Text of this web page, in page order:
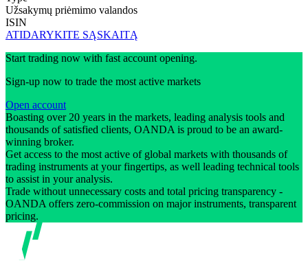
Užsakymų priėmimo valandos
ISIN
ATIDARYKITE SĄSKAITĄ
Start trading now with fast account opening.
Sign-up now to trade the most active markets
Open account
Boasting over 20 years in the markets, leading analysis tools and
thousands of satisfied clients, OANDA is proud to be an award-
winning broker.
Get access to the most active of global markets with thousands of
trading instruments at your fingertips, as well leading technical tools
to assist in your analysis.
Trade without unnecessary costs and total pricing transparency -
OANDA offers zero-commission on major instruments, transparent
pricing.